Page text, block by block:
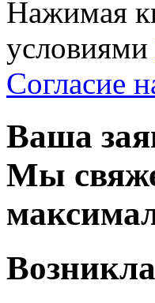
Нажимая
условиями
Согласие
Ваша
Мы